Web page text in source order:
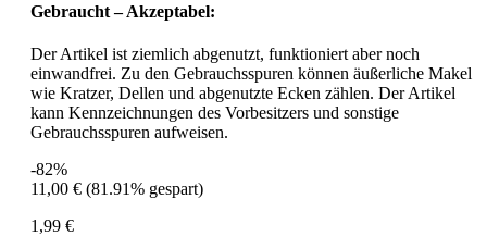
Gebraucht – Akzeptabel:
Der Artikel ist ziemlich abgenutzt, funktioniert aber noch
einwandfrei. Zu den Gebrauchsspuren können äußerliche Makel
wie Kratzer, Dellen und abgenutzte Ecken zählen. Der Artikel
kann Kennzeichnungen des Vorbesitzers und sonstige
Gebrauchsspuren aufweisen.
-82%
11,00 € (81.91% gespart)
1,99 €